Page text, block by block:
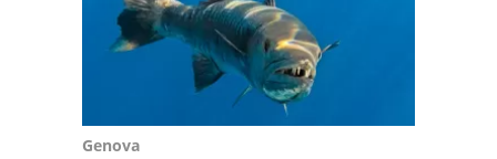
Genova